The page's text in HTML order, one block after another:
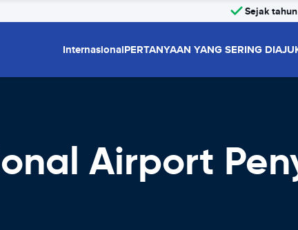
Sejak
InternasionalPERTANYAAN YANG SERING
Airport